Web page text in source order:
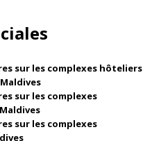
sur les complexes hôteliers
sur les complexes
sur les complexes